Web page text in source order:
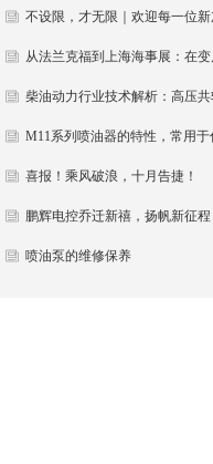
元旦快乐！
不设限，才无限｜欢迎每一位新
的鹏辉人
从法兰克福到上海海事展：在变
重构认知，在新格局中前行
柴油动力行业技术解析：高压
油器的原理与应用
M11系列喷油器的特性，常用于
设备？源头厂家揭秘
喜报！乘风破浪，十月告捷！
鹏辉电控乔迁新禧，扬帆新征程
喷油泵的维修保养